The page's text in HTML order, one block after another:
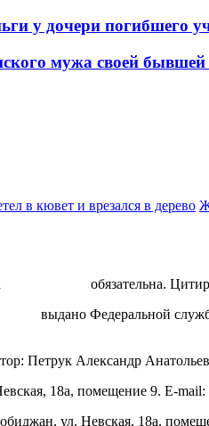
у дочери погибшего
мужа своей бывшей
в кювет и врезался в дерево
обязательна.
выдано Федеральной
Петрук Александр
18а, помещение 9. E-mail:
ул. Невская, 18а,